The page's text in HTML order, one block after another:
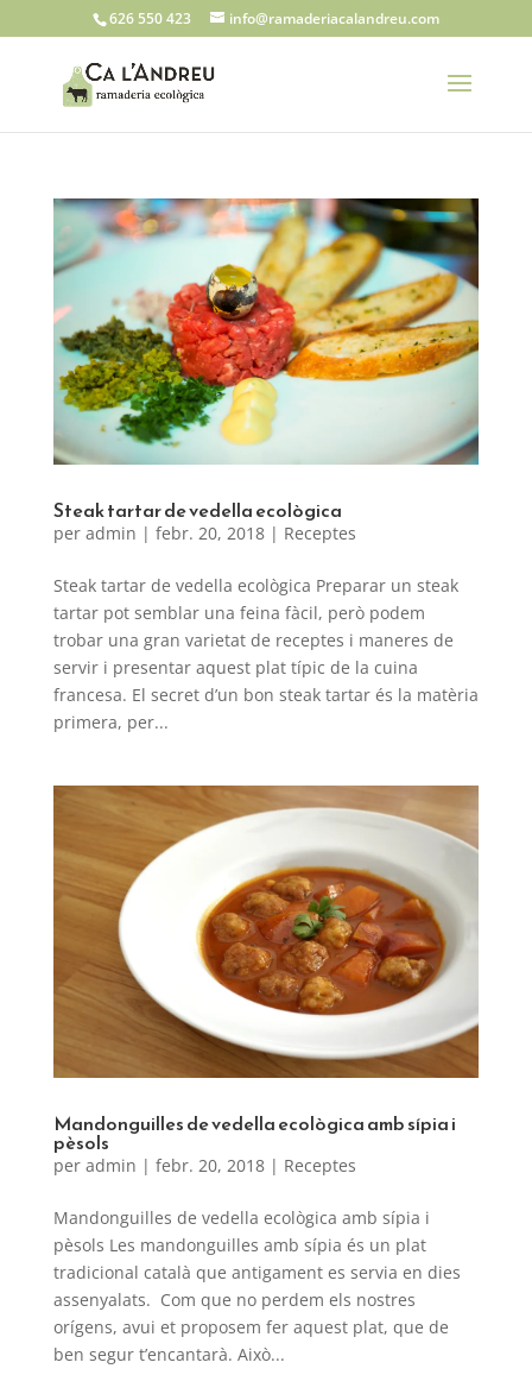
626 550 423 info@ramaderiacalandreu.com
Steak tartar de vedella ecològica
per admin | febr. 20, 2018| Receptes
Steak tartar de vedella ecològica Preparar un steak
tartar pot semblar una feina fàcil, però podem
trobar una gran varietat de receptes i maneres de
servir i presentar aquest plat típic de la cuina
francesa. El secret d’un bon steak tartar és la matèria
primera, per...
Mandonguilles de vedella ecològica amb sípia i
pèsols
per admin | febr. 20, 2018| Receptes
Mandonguilles de vedella ecològica amb sípia i
pèsols Les mandonguilles amb sípia és un plat
tradicional català que antigament es servia en dies
assenyalats. Com que no perdem els nostres
orígens, avui et proposem fer aquest plat, que de
ben segur t’encantarà. Això...